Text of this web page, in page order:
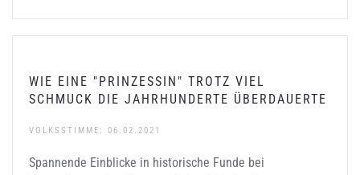
WIE EINE "PRINZESSIN" TROTZ VIEL
SCHMUCK DIE JAHRHUNDERTE ÜBERDAUERTE
VOLKSSTIMME: 06.02.2021
Spannende Einblicke in historische Funde bei